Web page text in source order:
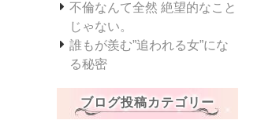
不倫なんて全然 絶望的なこと
じゃない。
誰もが羨む”追われる女”にな
る秘密
ブログ投稿カテゴリー